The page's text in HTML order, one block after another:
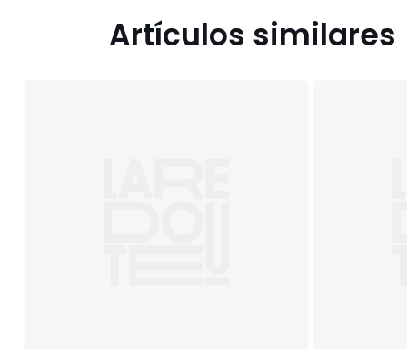
Artículos similares